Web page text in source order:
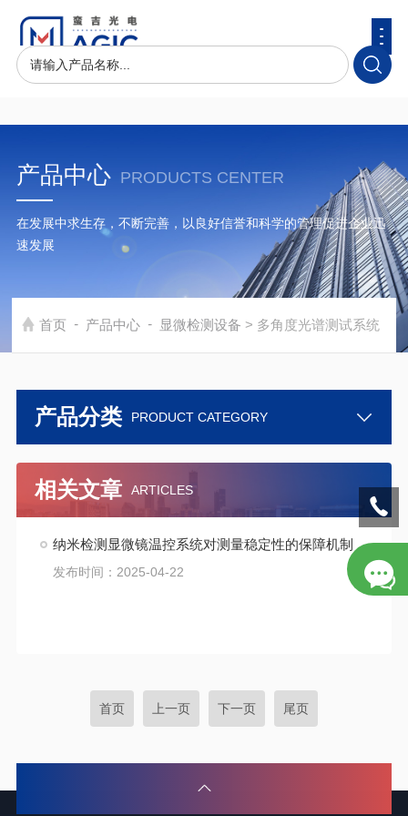
产品中心 PRODUCTS CENTER
在发展中求生存，不断完善，以良好信誉和科学的管理促进企业迅
速发展
首页 - 产品中心 - 显微检测设备 > 多角度光谱测试系统
产品分类 PRODUCT CATEGORY
相关文章 ARTICLES
纳米检测显微镜温控系统对测量稳定性的保障机制
发布时间：2025-04-22
首页 上一页 下一页 尾页